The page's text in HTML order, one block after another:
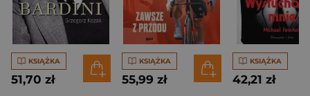
KSIĄŻKA
51,70 zł
KSIĄŻKA
55,99 zł
KSIĄŻKA
42,21 zł